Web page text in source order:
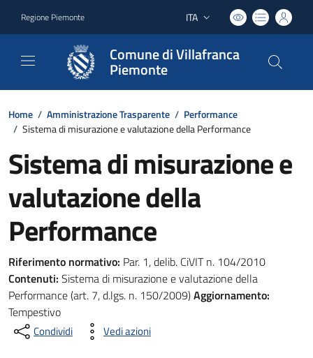
Regione Piemonte Lingua attiva:
ITA
Comune di Villafranca
Piemonte
Home / Amministrazione Trasparente / Performance
/ Sistema di misurazione e valutazione della Performance
Sistema di misurazione e
valutazione della
Performance
Riferimento normativo: Par. 1, delib. CiVIT n. 104/2010
Contenuti: Sistema di misurazione e valutazione della
Performance (art. 7, d.lgs. n. 150/2009)Aggiornamento:
Tempestivo
Condividi Vedi azioni